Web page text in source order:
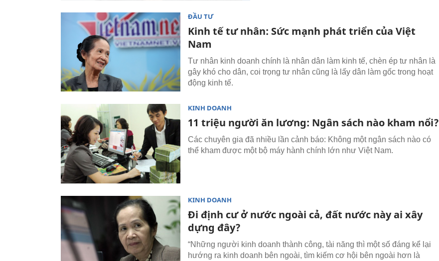
ĐẦU TƯ
Kinh tế tư nhân: Sức mạnh phát triển của Việt
Nam
Tư nhân kinh doanh chính là nhân dân làm kinh tế, chèn ép tư nhân là
gây khó cho dân, coi trọng tư nhân cũng là lấy dân làm gốc trong hoạt
động kinh tế.
KINH DOANH
11 triệu người ăn lương: Ngân sách nào kham nổi?
Các chuyên gia đã nhiều lần cảnh báo: Không một ngân sách nào có
thể kham được một bộ máy hành chính lớn như Việt Nam.
KINH DOANH
Đi định cư ở nước ngoài cả, đất nước này ai xây
dựng đây?
“Những người kinh doanh thành công, tài năng thì một số đáng kể lại
hướng ra kinh doanh bên ngoài, tìm kiếm cơ hội bên ngoài hơn là